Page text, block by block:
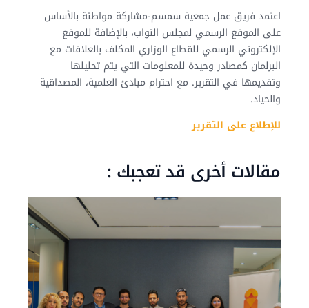
اعتمد فريق عمل جمعية سمسم-مشاركة مواطنة بالأساس
على الموقع الرسمي لمجلس النواب، بالإضافة للموقع
الإلكتروني الرسمي للقطاع الوزاري المكلف بالعلاقات مع
البرلمان كمصادر وحيدة للمعلومات التي يتم تحليلها
وتقديمها في التقرير. مع احترام مبادئ العلمية، المصداقية
والحياد.
للإطلاع على التقرير
مقالات أخرى قد تعجبك :